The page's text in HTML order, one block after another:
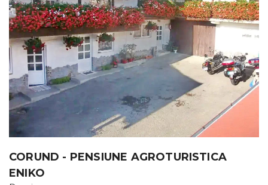
CORUND - PENSIUNE AGROTURISTICA
ENIKO